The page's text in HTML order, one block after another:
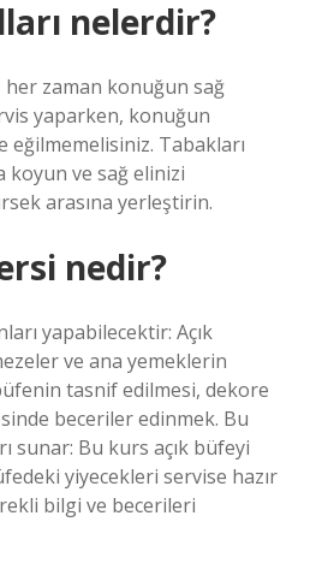
nelerdir?
her zaman konuğun sağ
yaparken, konuğun
Tabakları
koyun ve sağ elinizi
arasına yerleştirin.
nedir?
yapabilecektir: Açık
ve ana yemeklerin
tasnif edilmesi, dekore
beceriler edinmek. Bu
sunar: Bu kurs açık büfeyi
yiyecekleri servise hazır
bilgi ve becerileri